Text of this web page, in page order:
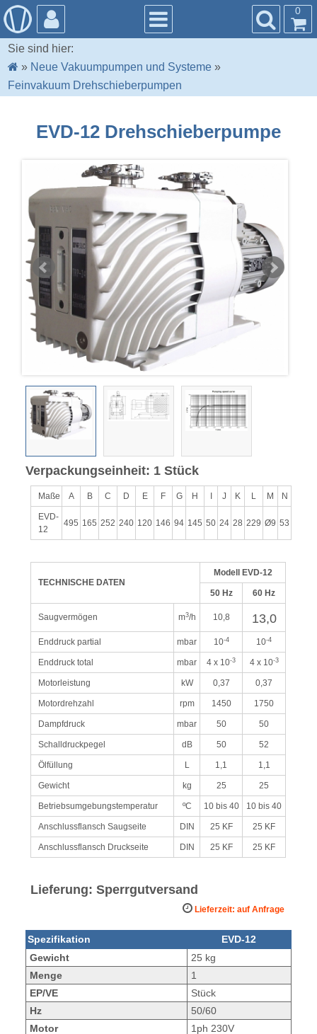
0
Sie sind hier:
» Neue Vakuumpumpen und Systeme »
Feinvakuum Drehschieberpumpen
EVD-12 Drehschieberpumpe
Verpackungseinheit: 1 Stück
Maße A B C D E F G H I J K L M N
EVD-
12
495 165 252 240 120 146 94 145 50 24 28 229 Ø9 53
TECHNISCHE DATEN
Modell EVD-12
50 Hz 60 Hz
Saugvermögen m3/h 10,8 13,0
Enddruck partial mbar 10-4 10-4
Enddruck total mbar 4 x 10-3 4 x 10-3
Motorleistung kW 0,37 0,37
Motordrehzahl rpm 1450 1750
Dampfdruck mbar 50 50
Schalldruckpegel dB 50 52
Ölfüllung L 1,1 1,1
Gewicht kg 25 25
Betriebsumgebungstemperatur ºC 10 bis 40 10 bis 40
Anschlussflansch Saugseite DIN 25 KF 25 KF
Anschlussflansch Druckseite DIN 25 KF 25 KF
Lieferung: Sperrgutversand
Lieferzeit: auf Anfrage
Spezifikation
EVD-12
Gewicht
25 kg
Menge
1
EP/VE
Stück
Hz
50/60
Motor
1ph 230V